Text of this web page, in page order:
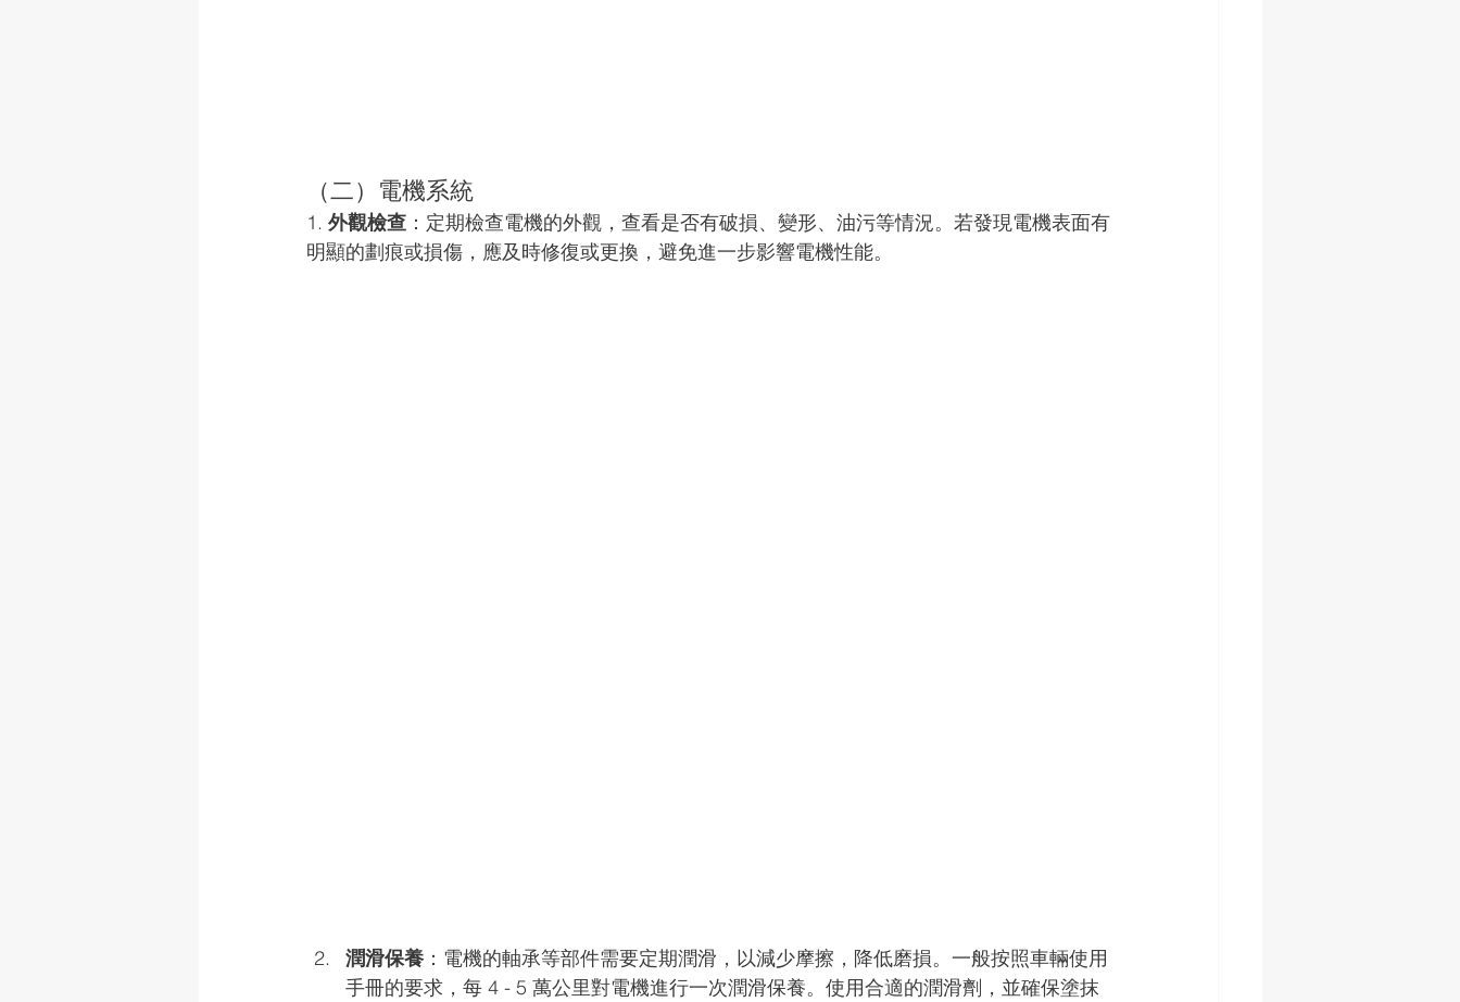
（二）電機系統
1. 外觀檢查 ：定期檢查電機的外觀，查看是否有破損、變形、油污等情況。若發現電機表面有
明顯的劃痕或損傷，應及時修復或更換，避免進一步影響電機性能。
潤滑保養 ：電機的軸承等部件需要定期潤滑，以減少摩擦，降低磨損。一般按照車輛使用
手冊的要求，每 4 - 5 萬公里對電機進行一次潤滑保養。使用合適的潤滑劑，並確保塗抹